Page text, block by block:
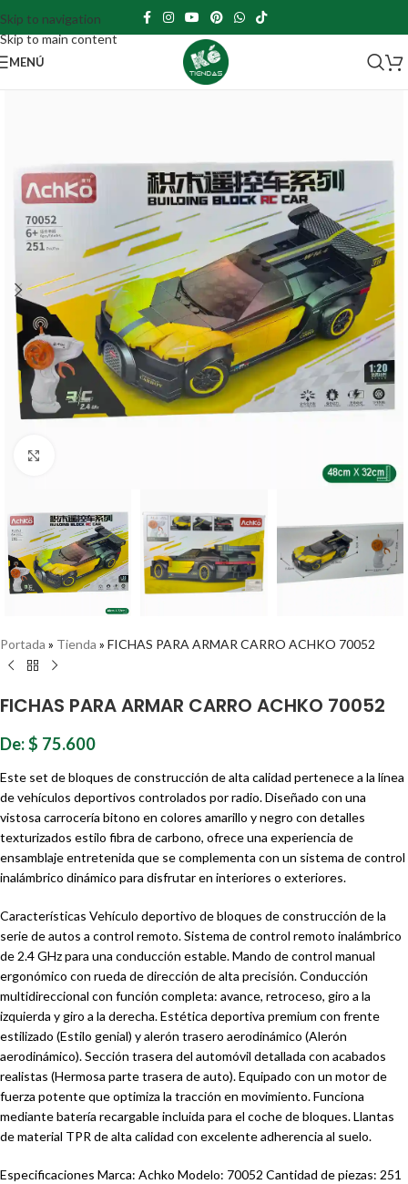
Skip to navigation
Skip to main content
MENÚ
Portada » Tienda » FICHAS PARA ARMAR CARRO ACHKO 70052
FICHAS PARA ARMAR CARRO ACHKO 70052
De:$ 75.600
Este set de bloques de construcción de alta calidad pertenece a la línea
de vehículos deportivos controlados por radio. Diseñado con una
vistosa carrocería bitono en colores amarillo y negro con detalles
texturizados estilo fibra de carbono, ofrece una experiencia de
ensamblaje entretenida que se complementa con un sistema de control
inalámbrico dinámico para disfrutar en interiores o exteriores.
Características Vehículo deportivo de bloques de construcción de la
serie de autos a control remoto. Sistema de control remoto inalámbrico
de 2.4 GHz para una conducción estable. Mando de control manual
ergonómico con rueda de dirección de alta precisión. Conducción
multidireccional con función completa: avance, retroceso, giro a la
izquierda y giro a la derecha. Estética deportiva premium con frente
estilizado (Estilo genial) y alerón trasero aerodinámico (Alerón
aerodinámico). Sección trasera del automóvil detallada con acabados
realistas (Hermosa parte trasera de auto). Equipado con un motor de
fuerza potente que optimiza la tracción en movimiento. Funciona
mediante batería recargable incluida para el coche de bloques. Llantas
de material TPR de alta calidad con excelente adherencia al suelo.
Especificaciones Marca: Achko Modelo: 70052 Cantidad de piezas: 251